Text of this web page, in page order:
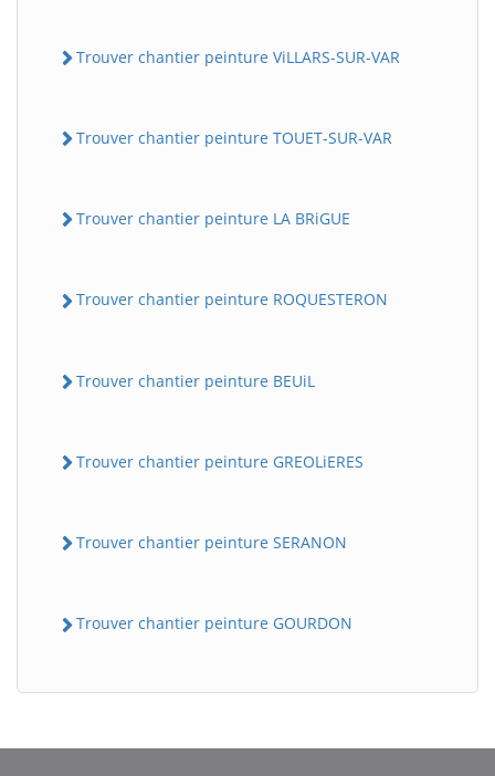
Trouver chantier peinture ViLLARS-SUR-VAR
Trouver chantier peinture TOUET-SUR-VAR
Trouver chantier peinture LA BRiGUE
Trouver chantier peinture ROQUESTERON
Trouver chantier peinture BEUiL
Trouver chantier peinture GREOLiERES
Trouver chantier peinture SERANON
Trouver chantier peinture GOURDON
BatiWebPro